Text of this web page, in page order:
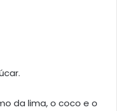
da lima, o coco e o